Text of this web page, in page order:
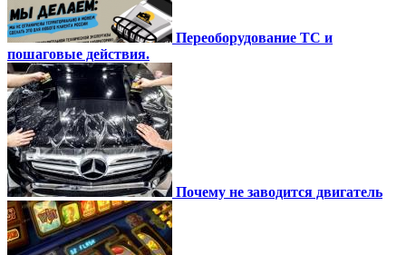
Переоборудование ТС и
пошаговые действия.
Почему не заводится двигатель